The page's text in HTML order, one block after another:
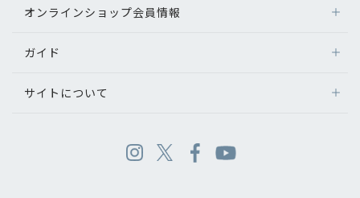
オンラインショップ会員情報
ガイド
サイトについて